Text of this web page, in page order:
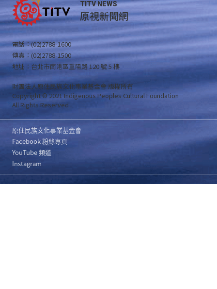
TITV NEWS
原視新聞網
電話：(02)2788-1600
傳真：(02)2788-1500
地址：台北市南港區重陽路 120 號 5 樓
財團法人原住民族文化事業基金會 版權所有
Copyright © 2021 Indigenous Peoples Cultural Foundation
All Rights Reserved .
原住民族文化事業基金會
Facebook 粉絲專頁
YouTube 頻道
Instagram